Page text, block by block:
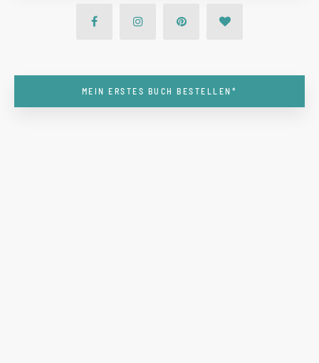
MEIN ERSTES BUCH BESTELLEN*